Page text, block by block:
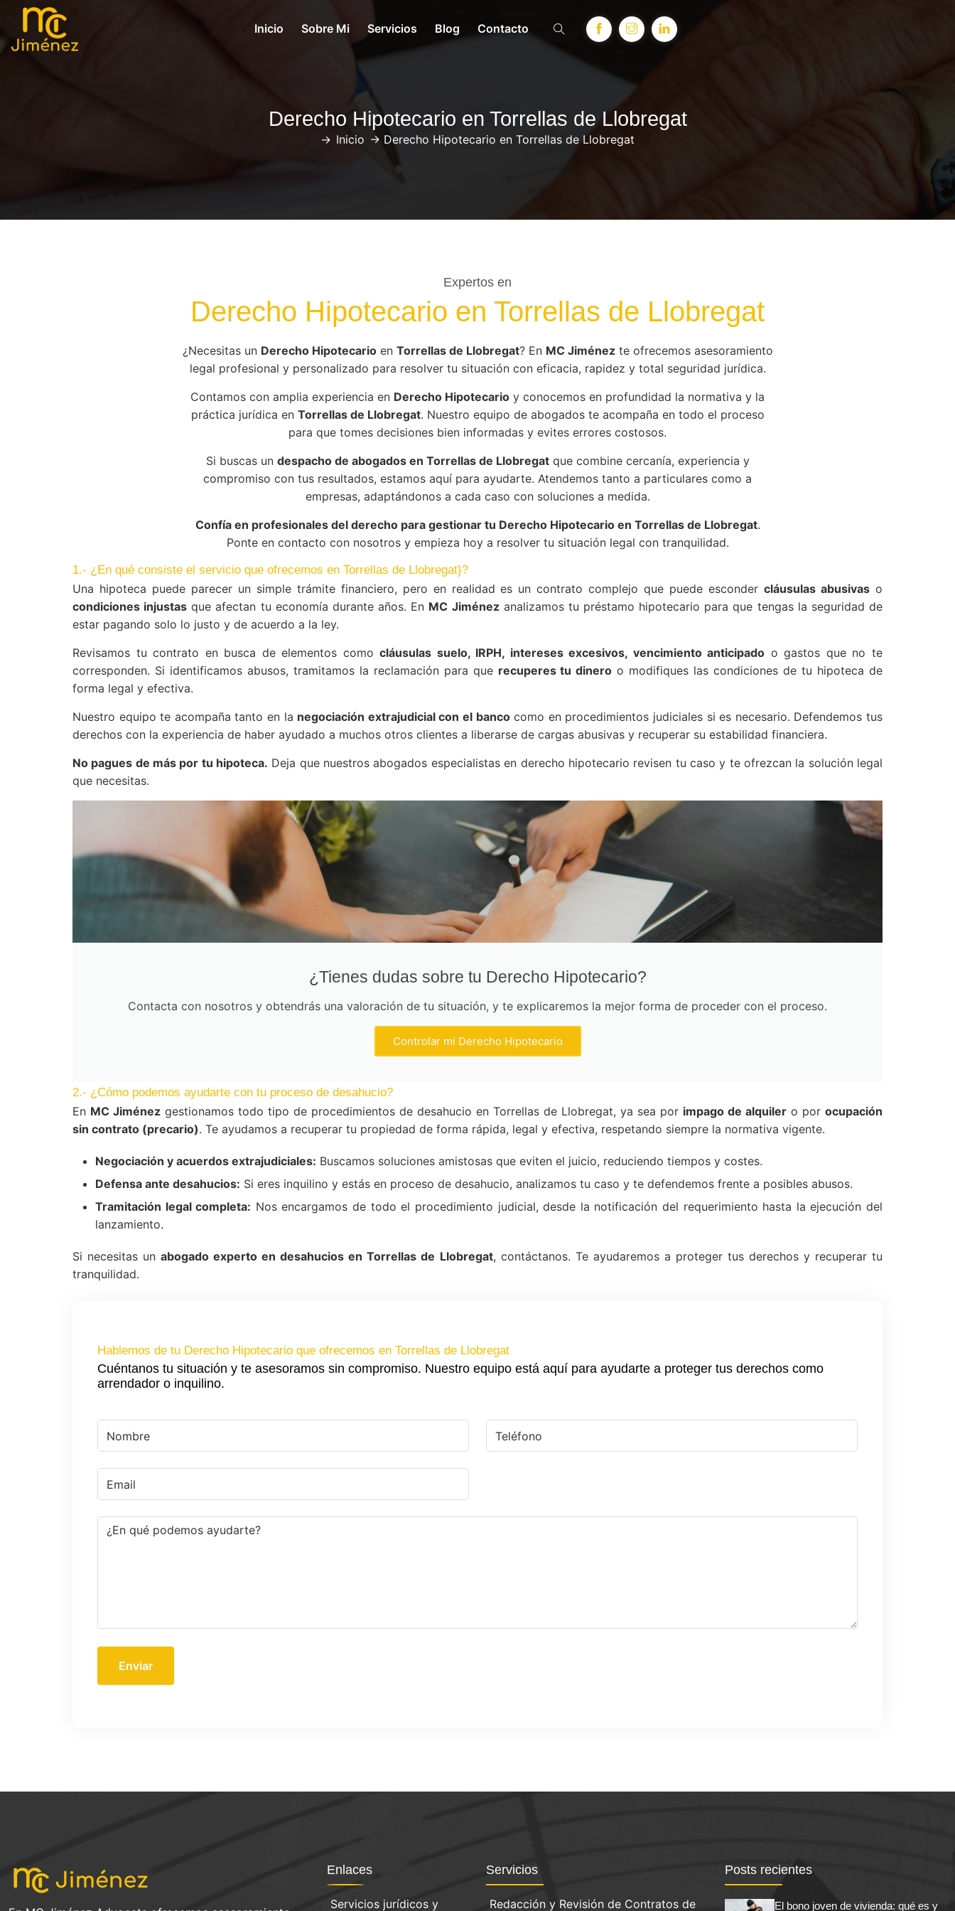
Inicio Sobre Mi Servicios Blog Contacto
Derecho Hipotecario en Torrellas de Llobregat
-> Inicio -> Derecho Hipotecario en Torrellas de Llobregat
Expertos en
Derecho Hipotecario en Torrellas de Llobregat
¿Necesitas un Derecho Hipotecarioen Torrellas de Llobregat? En MC Jiménezte ofrecemos asesoramiento
legal profesional y personalizado para resolver tu situación con eficacia, rapidez y total seguridad jurídica.
Contamos con amplia experiencia en Derecho Hipotecario y conocemos en profundidad la normativa y la
práctica jurídica en Torrellas de Llobregat. Nuestro equipo de abogados te acompaña en todo el proceso
para que tomes decisiones bien informadas y evites errores costosos.
Si buscas un despacho de abogados en Torrellas de Llobregatque combine cercanía, experiencia y
compromiso con tus resultados, estamos aquí para ayudarte. Atendemos tanto a particulares como a
empresas, adaptándonos a cada caso con soluciones a medida.
Confía en profesionales del derecho para gestionar tu Derecho Hipotecario en Torrellas de Llobregat.
Ponte en contacto con nosotros y empieza hoy a resolver tu situación legal con tranquilidad.
1.- ¿En qué consiste el servicio que ofrecemos en Torrellas de Llobregat}?
Una hipoteca puede parecer un simple trámite financiero, pero en realidad es un contrato complejo que puede escondercláusulas abusivas o
condiciones injustas que afectan tu economía durante años. En MC Jiménezanalizamos tu préstamo hipotecario para que tengas la seguridad de
estar pagando solo lo justo y de acuerdo a la ley.
Revisamos tu contrato en busca de elementos comocláusulas suelo, IRPH, intereses excesivos, vencimiento anticipado o gastos que no te
corresponden. Si identificamos abusos, tramitamos la reclamación para que recuperes tu dinero o modifiques las condiciones de tu hipoteca de
forma legal y efectiva.
Nuestro equipo te acompaña tanto en la negociación extrajudicial con el bancocomo en procedimientos judiciales si es necesario. Defendemos tus
derechos con la experiencia de haber ayudado a muchos otros clientes a liberarse de cargas abusivas y recuperar su estabilidad financiera.
No pagues de más por tu hipoteca. Deja que nuestros abogados especialistas en derecho hipotecario revisen tu caso y te ofrezcan la solución legal
que necesitas.
¿Tienes dudas sobre tu Derecho Hipotecario?
Contacta con nosotros y obtendrás una valoración de tu situación, y te explicaremos la mejor forma de proceder con el proceso.
Controlar mi Derecho Hipotecario
2.- ¿Cómo podemos ayudarte con tu proceso de desahucio?
En MC Jiménez gestionamos todo tipo de procedimientos de desahucio en Torrellas de Llobregat, ya sea por impago de alquiler o por ocupación
sin contrato (precario). Te ayudamos a recuperar tu propiedad de forma rápida, legal y efectiva, respetando siempre la normativa vigente.
Negociación y acuerdos extrajudiciales: Buscamos soluciones amistosas que eviten el juicio, reduciendo tiempos y costes.
Defensa ante desahucios: Si eres inquilino y estás en proceso de desahucio, analizamos tu caso y te defendemos frente a posibles abusos.
Tramitación legal completa: Nos encargamos de todo el procedimiento judicial, desde la notificación del requerimiento hasta la ejecución del
lanzamiento.
Si necesitas unabogado experto en desahucios en Torrellas de Llobregat, contáctanos. Te ayudaremos a proteger tus derechos y recuperar tu
tranquilidad.
Hablemos de tu Derecho Hipotecario que ofrecemos en Torrellas de Llobregat
Cuéntanos tu situación y te asesoramos sin compromiso. Nuestro equipo está aquí para ayudarte a proteger tus derechos como
arrendador o inquilino.
Enviar
Enlaces
Servicios jurídicos y
Servicios
Redacción y Revisión de Contratos de
Posts recientes
El bono joven de vivienda: qué es y